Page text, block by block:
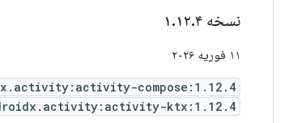
نسخه ۱ .۱۲.۴
۱۱ فوریه ۲۰۲۶
compose:1.12.4
ktx:1.12.4